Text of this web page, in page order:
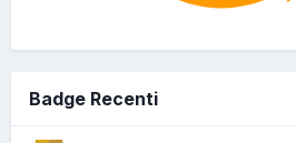
Badge Recenti